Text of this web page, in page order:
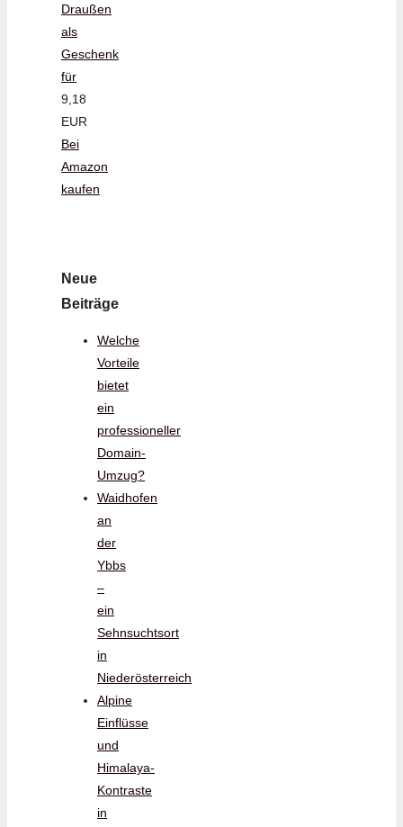
Draußen
als
Geschenk
für
9,18
EUR
Bei
Amazon
kaufen
Neue
Beiträge
Welche
Vorteile
bietet
ein
professioneller
Domain-
Umzug?
Waidhofen
an
der
Ybbs
–
ein
Sehnsuchtsort
in
Niederösterreich
Alpine
Einflüsse
und
Himalaya-
Kontraste
in